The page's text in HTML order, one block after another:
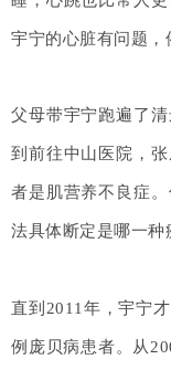
宇宁的心脏有问题，
父母带宇宁跑遍了
到前往中山医院，
者是肌营养不良症
法具体断定是哪一种
直到2011年，宇宁
例庞贝病患者。从